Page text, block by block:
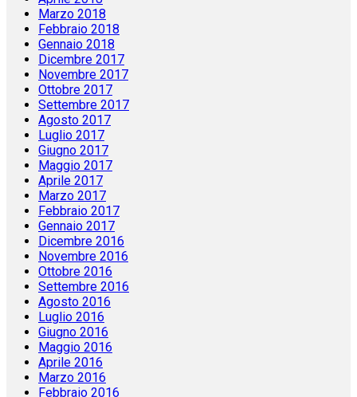
Marzo 2018
Febbraio 2018
Gennaio 2018
Dicembre 2017
Novembre 2017
Ottobre 2017
Settembre 2017
Agosto 2017
Luglio 2017
Giugno 2017
Maggio 2017
Aprile 2017
Marzo 2017
Febbraio 2017
Gennaio 2017
Dicembre 2016
Novembre 2016
Ottobre 2016
Settembre 2016
Agosto 2016
Luglio 2016
Giugno 2016
Maggio 2016
Aprile 2016
Marzo 2016
Febbraio 2016